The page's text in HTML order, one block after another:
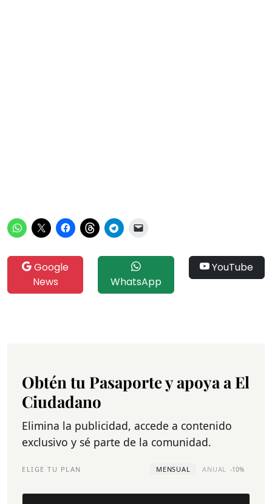
Google
News
WhatsApp
YouTube
Obtén tu Pasaporte y apoya a El
Ciudadano
Elimina la publicidad, accede a contenido
exclusivo y sé parte de la comunidad.
ELIGE TU PLAN MENSUAL ANUAL -10%